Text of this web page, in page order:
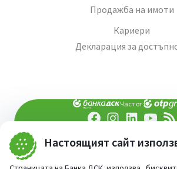
Настоящият сайт
Продажба на имоти
Кариери
Декларация за
Част от:
При въпроси -попитай AI